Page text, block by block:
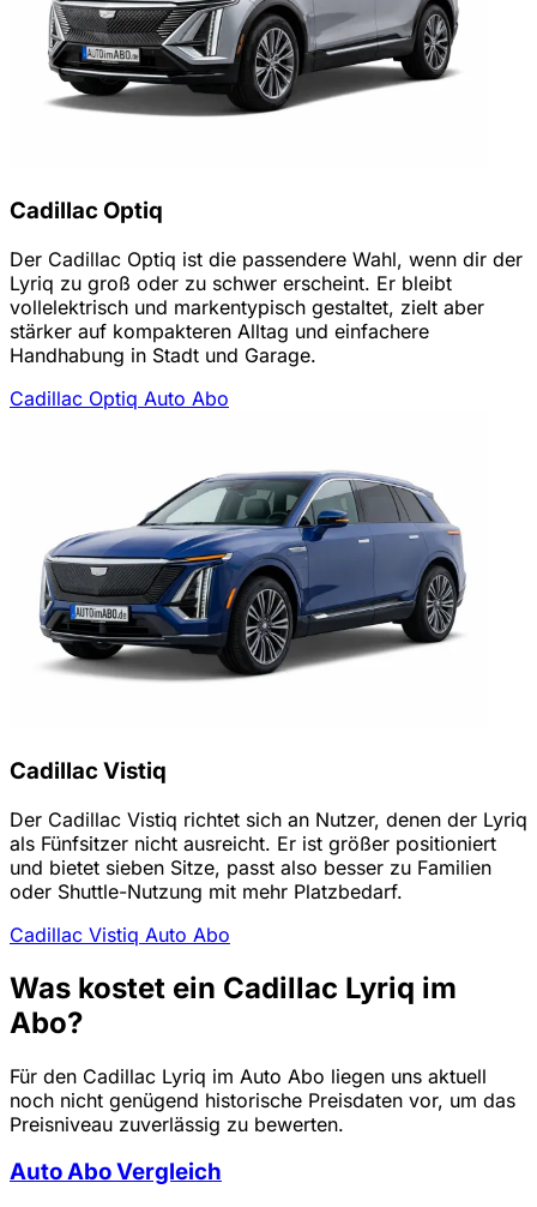
Cadillac Optiq
Der Cadillac Optiq ist die passendere Wahl, wenn dir der
Lyriq zu groß oder zu schwer erscheint. Er bleibt
vollelektrisch und markentypisch gestaltet, zielt aber
stärker auf kompakteren Alltag und einfachere
Handhabung in Stadt und Garage.
Cadillac Optiq Auto Abo
Cadillac Vistiq
Der Cadillac Vistiq richtet sich an Nutzer, denen der Lyriq
als Fünfsitzer nicht ausreicht. Er ist größer positioniert
und bietet sieben Sitze, passt also besser zu Familien
oder Shuttle-Nutzung mit mehr Platzbedarf.
Cadillac Vistiq Auto Abo
Was kostet ein Cadillac Lyriq im
Abo?
Für den Cadillac Lyriq im Auto Abo liegen uns aktuell
noch nicht genügend historische Preisdaten vor, um das
Preisniveau zuverlässig zu bewerten.
Auto Abo Vergleich